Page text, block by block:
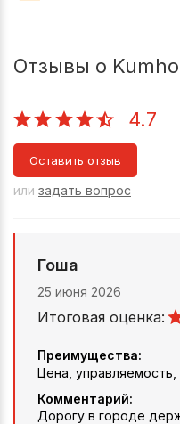
Отзывы о Kumho
4.7
Оставить отзыв
или задать вопрос
Гоша
25 июня 2026
Итоговая оценка:
Преимущества:
Цена,
Комментарий:
Дорогу в городе